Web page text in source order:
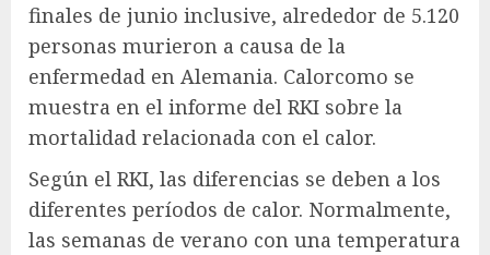
finales de junio inclusive, alrededor de 5.120
personas murieron a causa de la
enfermedad en Alemania. Calorcomo se
muestra en el informe del RKI sobre la
mortalidad relacionada con el calor.
Según el RKI, las diferencias se deben a los
diferentes períodos de calor. Normalmente,
las semanas de verano con una temperatura